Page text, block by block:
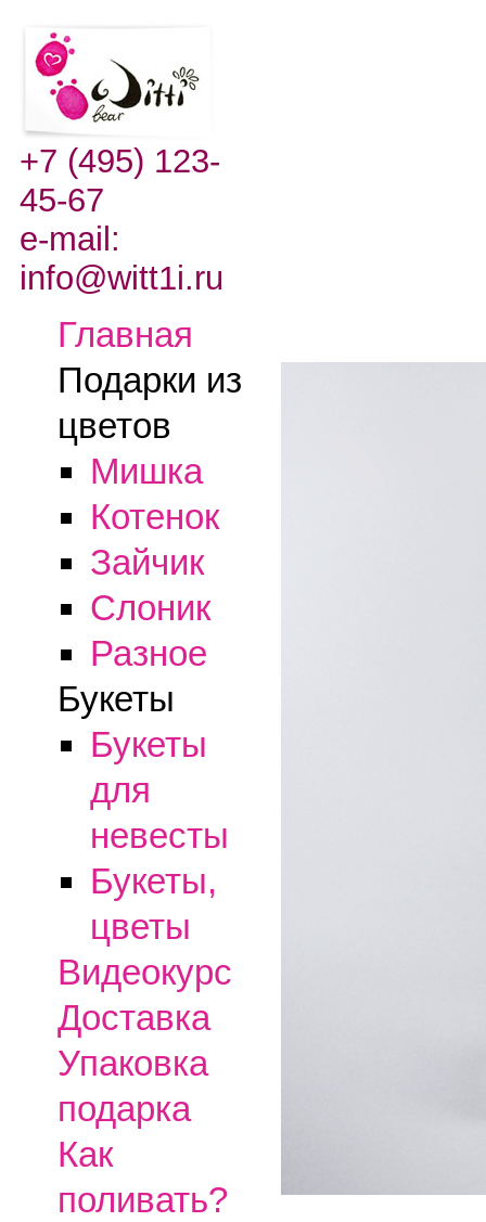
+7 (495) 123-
45-67
e-mail:
info@witt1i.ru
Главная
Подарки из
цветов
Мишка
Котенок
Зайчик
Слоник
Разное
Букеты
Букеты
для
невесты
Букеты,
цветы
Видеокурс
Доставка
Упаковка
подарка
Как
поливать?